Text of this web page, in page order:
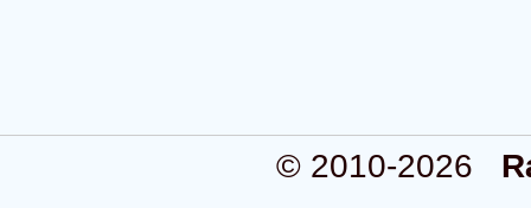
© 2010-2026